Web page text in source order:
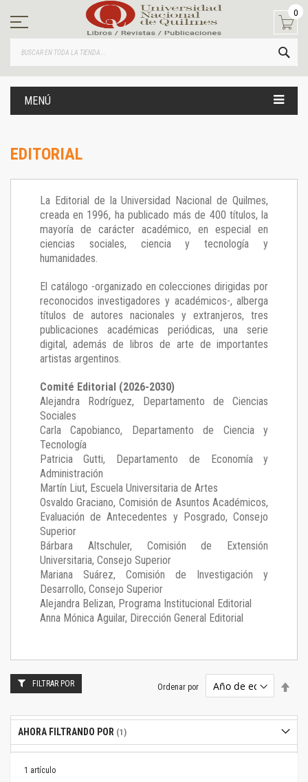
contenido
0
MENÚ
EDITORIAL
La Editorial de la Universidad Nacional de Quilmes,
creada en 1996, ha publicado más de 400 títulos, la
mayoría de carácter académico, en especial en
ciencias sociales, ciencia y tecnología y
humanidades.
El catálogo -organizado en colecciones dirigidas por
reconocidos investigadores y académicos-, alberga
títulos de autores nacionales y extranjeros, tres
publicaciones académicas periódicas, una serie
digital, además de libros de arte de importantes
artistas argentinos.
Comité Editorial (2026-2030)
Alejandra Rodríguez, Departamento de Ciencias
Sociales
Carla Capobianco, Departamento de Ciencia y
Tecnología
Patricia Gutti, Departamento de Economía y
Administración
Martín Liut, Escuela Universitaria de Artes
Osvaldo Graciano, Comisión de Asuntos Académicos,
Evaluación de Antecedentes y Posgrado, Consejo
Superior
Bárbara Altschuler, Comisión de Extensión
Universitaria, Consejo Superior
Mariana Suárez, Comisión de Investigación y
Desarrollo, Consejo Superior
Alejandra Belizan, Programa Institucional Editorial
Anna Mónica Aguilar, Dirección General Editorial
1 artículo
Ordenar por
FILTRAR POR
AHORA FILTRANDO POR